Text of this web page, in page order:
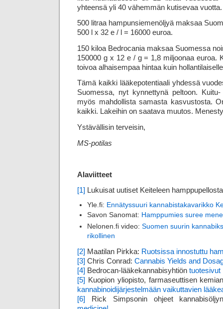
yhteensä yli 40 vähemmän kutisevaa vuotta.
500 litraa hampunsiemenöljyä maksaa
500 l x 32 e / l = 16000 euroa.
150 kiloa Bedrocania maksaa Suomessa
150000 g x 12 e / g = 1,8 miljoonaa euroa.
toivoa alhaisempaa hintaa kuin
Tämä kaikki lääkepotentiaali yhdessä
Suomessa, nyt kynnettynä peltoon.
myös mahdollista samasta kasvustosta.
kaikki. Lakeihin on saatava muutos.
Ystävällisin terveisin,
MS-potilas
Alaviitteet
[1] Lukuisat uutiset Keiteleen
Yle.fi: Ennätyssuuri kannabistakavarikko
Savon Sanomat: Hamppumies suree
Nelonen.fi video: Suomen suurin
rikollinen
[2] Maatilan Pirkka: Ruotsissa innostuttu
[3] Chris Conrad: Cannabis Yields and
[4] Bedrocan-lääkekannabisyhtiön tuotesivut
[5] Kuopion yliopisto, farmaseuttisen
kannabinoidijärjestelmään vaikuttavien
[6] Rick Simpsonin ohjeet